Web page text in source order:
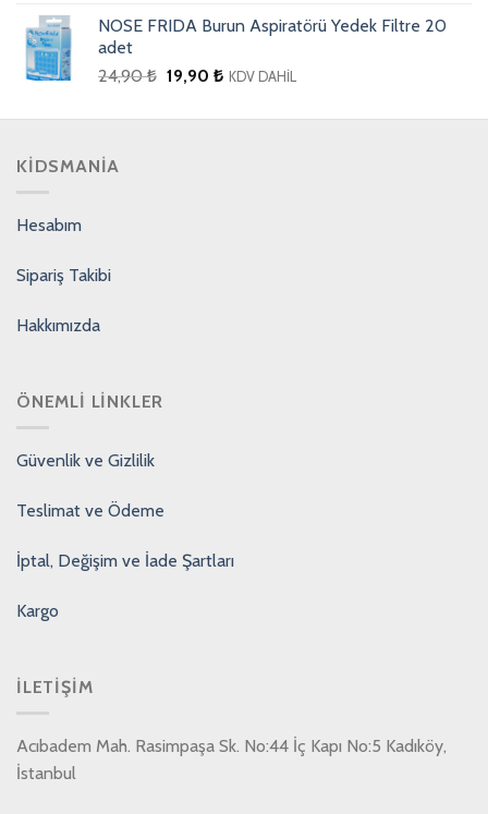
NOSE FRIDA Burun Aspiratörü Yedek Filtre 20
adet
24,90₺ 19,90 ₺ KDV DAHİL
KIDSMANIA
Hesabım
Sipariş Takibi
Hakkımızda
ÖNEMLI LINKLER
Güvenlik ve Gizlilik
Teslimat ve Ödeme
İptal, Değişim ve İade Şartları
Kargo
İLETIŞIM
Acıbadem Mah. Rasimpaşa Sk. No:44 İç Kapı No:5 Kadıköy,
İstanbul